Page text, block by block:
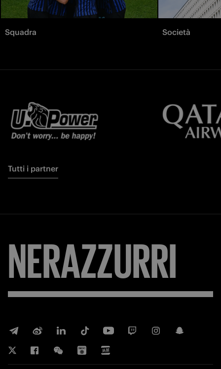
Squadra Società
Tutti i partner
NERAZZURRI